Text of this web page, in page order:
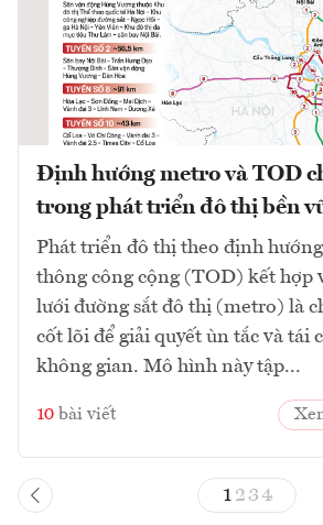
Định hướng metro và TOD
trong phát triển đô thị bền
Phát triển đô thị theo định
thông công cộng (TOD) kết hợp
lưới đường sắt đô thị (metro) là
cốt lõi để giải quyết ùn tắc và tái
không gian. Mô hình này tập...
10 bài viết
1 23 4